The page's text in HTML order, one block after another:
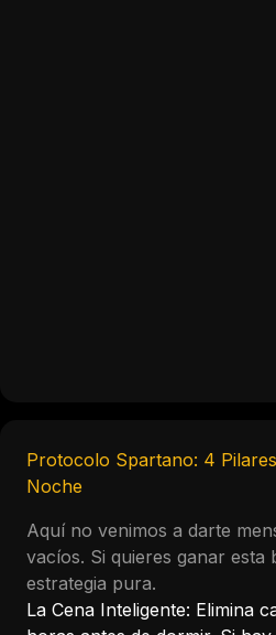
Protocolo Spartano: 4
Noche
Aquí no venimos a darte
vacíos. Si quieres ganar esta
estrategia pura.
La Cena Inteligente: Elimina